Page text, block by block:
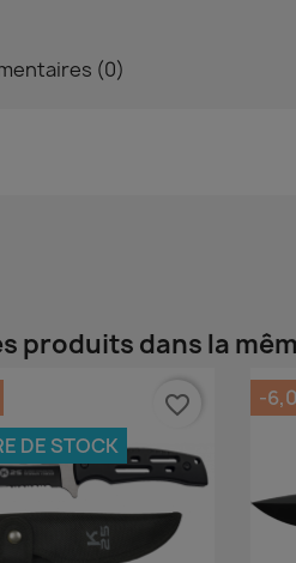
(0)
produits dans la
DE STOCK
favorite_border -